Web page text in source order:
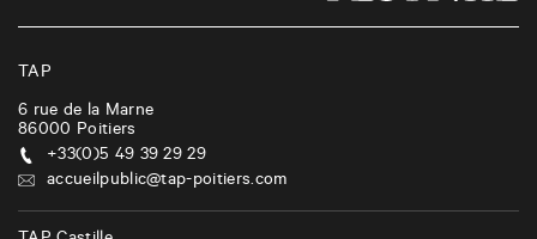
TAP
6 rue de la Marne
86000 Poitiers
+33(0)5 49 39 29 29
accueilpublic@tap-poitiers.com